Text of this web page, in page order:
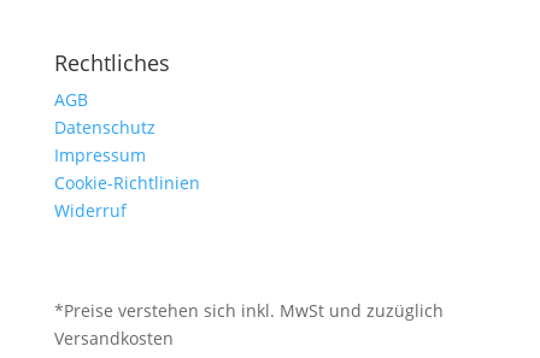
Rechtliches
AGB
Datenschutz
Impressum
Cookie-Richtlinien
Widerruf
*Preise verstehen sich inkl. MwSt und zuzüglich
Versandkosten